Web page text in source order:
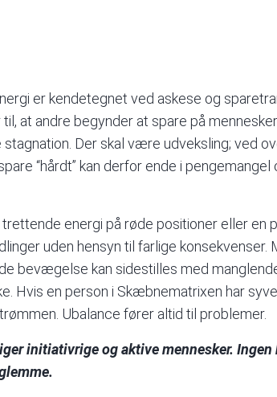
er kendetegnet ved askese og
at andre begynder at spare på
stagnation. Der skal være udveksling; ved
“hårdt” kan derfor ende i
energi på røde positioner eller en
uden hensyn til farlige konsekvenser.
bevægelse kan sidestilles med
Hvis en person i Skæbnematrixen har
Ubalance fører altid til problemer.
initiativrige og aktive mennesker.